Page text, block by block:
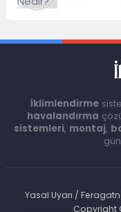
İklimlendirme
havalandırma
sistemleri, montaj,
Yasal Uyarı /
Copyright